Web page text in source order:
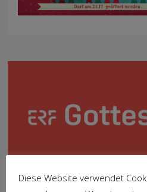
7. DEZEMBER 2025 BY
Diese Website verwendet